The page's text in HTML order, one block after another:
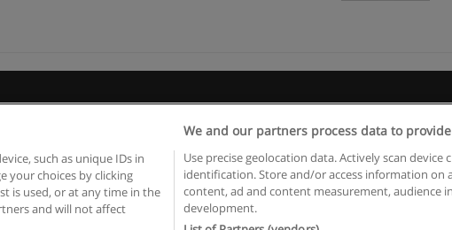
Copyright © Educaedu Business S.L. - CIF : B-95610580: - www.educaedu.com.pt
such as unique IDs in
your choices by clicking
is used, or at any time in the
and will not affect
We and our partners process data to
Use precise geolocation data. Actively scan device
identification. Store and/or access information on
content, ad and content measurement, audience
development.